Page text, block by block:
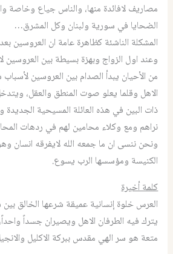
مصاريف لافائدة منها، والناس جياع وخاصة
الضحايا في سورية ولبنان وكل المشرق…
المشكلة الناشئة كظاهرة عامة ان العروسين
وعند اول الزواج وبهزة بسيطة بين العروسين
من الأحيان يبدأ الصدام بين العروسين
الاهل وقلما يعلو صوت المنطق والعقل،
ذات البين في هذه العائلة المسيحية الجديدة
نراهم ومع وكلاء محامين لهم في ردهات
ونحن ننسى ان ما جمعه الله لايفرقه انسان
الكنيسة ومؤسسها الرب يسوع.
كلمة أخيرة
العرس خلوة إنسانية عميقة شرعها الخالق
يترك فيه الطرفان الاهل ويصيران جسداً
متعة هو سر الهي مقدس ببركة الاكليل